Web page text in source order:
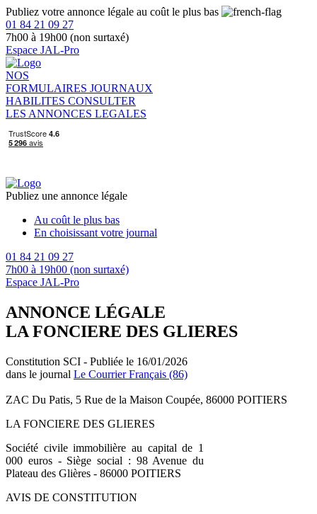
Publiez votre annonce légale au coût le plus bas
01 84 21 09 27
7h00 à 19h00 (non surtaxé)
Espace JAL-Pro
NOS
FORMULAIRES JOURNAUX
HABILITES CONSULTER
LES ANNONCES LEGALES
Publiez une annonce légale
Au coût le plus bas
En choisissant votre journal
01 84 21 09 27
7h00 à 19h00 (non surtaxé)
Espace JAL-Pro
ANNONCE LÉGALE
LA FONCIERE DES GLIERES
Constitution SCI - Publiée le 16/01/2026
dans le journal Le Courrier Français (86)
ZAC Du Patis, 5 Rue de la Maison Coupée, 86000 POITIERS
LA FONCIERE DES GLIERES
Société civile immobilière au capital de 1
000 euros - Siège social : 98 Avenue du
Plateau des Glières - 86000 POITIERS
AVIS DE CONSTITUTION